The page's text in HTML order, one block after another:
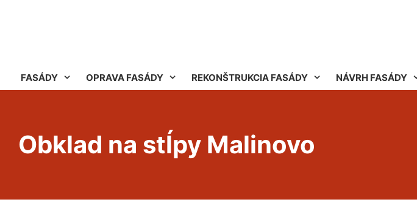
FASÁDY OPRAVA FASÁDY REKONŠTRUKCIA FASÁDY NÁVRH FASÁDY
Obklad na stĺpy Malinovo